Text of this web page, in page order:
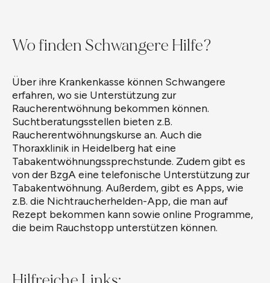
Wo finden Schwangere Hilfe?
Über ihre Krankenkasse können Schwangere
erfahren, wo sie Unterstützung zur
Raucherentwöhnung bekommen können.
Suchtberatungsstellen bieten z.B.
Raucherentwöhnungskurse an. Auch die
Thoraxklinik in Heidelberg hat eine
Tabakentwöhnungssprechstunde. Zudem gibt es
von der BzgA eine telefonische Unterstützung zur
Tabakentwöhnung. Außerdem, gibt es Apps, wie
z.B. die Nichtraucherhelden-App, die man auf
Rezept bekommen kann sowie online Programme,
die beim Rauchstopp unterstützen können.